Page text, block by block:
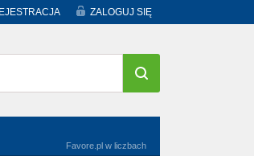
ZALOGUJ SIĘ
Favore.pl w liczbach